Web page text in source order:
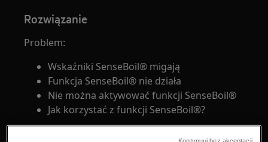
Rozwiązanie
Problem:
Wskaźniki SenseBoil® migają
Funkcja SenseBoil® nie działa
Nie można aktywować funkcji SenseBoil®
Jak korzystać z funkcji SenseBoil®?